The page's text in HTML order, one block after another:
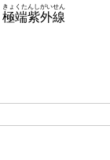
極端紫外線
きょくたんしがいせん